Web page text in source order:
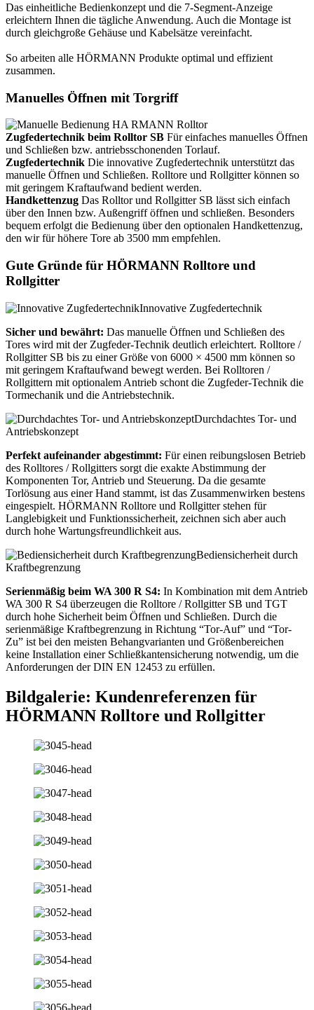
Das einheitliche Bedienkonzept und die 7-Segment-Anzeige
erleichtern Ihnen die tägliche Anwendung. Auch die Montage ist
durch gleichgroße Gehäuse und Kabelsätze vereinfacht.
So arbeiten alle HÖRMANN Produkte optimal und effizient
zusammen.
Manuelles Öffnen mit Torgriff
Zugfedertechnik beim Rolltor SB Für einfaches manuelles Öffnen
und Schließen bzw. antriebsschonenden Torlauf.
Zugfedertechnik Die innovative Zugfedertechnik unterstützt das
manuelle Öffnen und Schließen. Rolltore und Rollgitter können so
mit geringem Kraftaufwand bedient werden.
Handkettenzug Das Rolltor und Rollgitter SB lässt sich einfach
über den Innen bzw. Außengriff öffnen und schließen. Besonders
bequem erfolgt die Bedienung über den optionalen Handkettenzug,
den wir für höhere Tore ab 3500 mm empfehlen.
Gute Gründe für HÖRMANN Rolltore und
Rollgitter
Innovative Zugfedertechnik
Sicher und bewährt: Das manuelle Öffnen und Schließen des
Tores wird mit der Zugfeder-Technik deutlich erleichtert. Rolltore /
Rollgitter SB bis zu einer Größe von 6000 × 4500 mm können so
mit geringem Kraftaufwand bewegt werden. Bei Rolltoren /
Rollgittern mit optionalem Antrieb schont die Zugfeder-Technik die
Tormechanik und die Antriebstechnik.
Durchdachtes Tor- und
Antriebskonzept
Perfekt aufeinander abgestimmt: Für einen reibungslosen Betrieb
des Rolltores / Rollgitters sorgt die exakte Abstimmung der
Komponenten Tor, Antrieb und Steuerung. Da die gesamte
Torlösung aus einer Hand stammt, ist das Zusammenwirken bestens
eingespielt. HÖRMANN Rolltore und Rollgitter stehen für
Langlebigkeit und Funktionssicherheit, zeichnen sich aber auch
durch hohe Wartungsfreundlichkeit aus.
Bediensicherheit durch
Kraftbegrenzung
Serienmäßig beim WA 300 R S4: In Kombination mit dem Antrieb
WA 300 R S4 überzeugen die Rolltore / Rollgitter SB und TGT
durch hohe Sicherheit beim Öffnen und Schließen. Durch die
serienmäßige Kraftbegrenzung in Richtung “Tor-Auf” und “Tor-
Zu” ist bei den meisten Behangvarianten und Größenbereichen
keine Installation einer Schließkantensicherung notwendig, um die
Anforderungen der DIN EN 12453 zu erfüllen.
Bildgalerie: Kundenreferenzen für
HÖRMANN Rolltore und Rollgitter